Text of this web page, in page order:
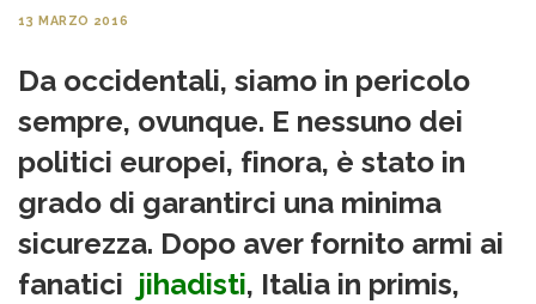
13 MARZO 2016
Da occidentali, siamo in pericolo
sempre, ovunque. E nessuno dei
politici europei, finora, è stato in
grado di garantirci una minima
sicurezza. Dopo aver fornito armi ai
fanatici jihadisti, Italia in primis,